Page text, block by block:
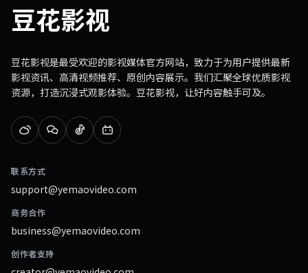
豆花影视
豆花影视是最受欢迎的影视媒体官方网站，致力于为用户提供最新
影视资讯、高清视频推荐、原创内容展示。我们汇聚全球优质影视
资源，打造沉浸式观影体验。豆花影视，让好内容触手可及。
联系方式
support@yemaovideo.com
商务合作
business@yemaovideo.com
创作者支持